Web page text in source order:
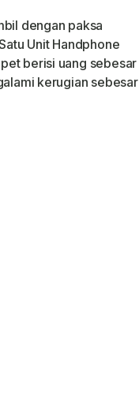
dengan paksa
Unit Handphone
berisi uang sebesar
kerugian sebesar